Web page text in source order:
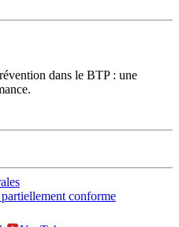
dans le BTP : une
conforme